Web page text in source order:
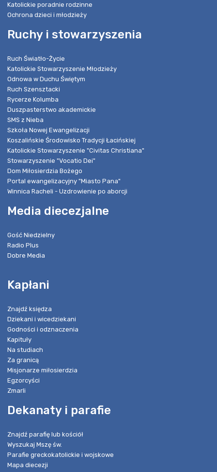
Katolickie poradnie rodzinne
Ochrona dzieci i młodzieży
Ruchy i stowarzyszenia
Ruch Światło-Życie
Katolickie Stowarzyszenie Młodzieży
Odnowa w Duchu Świętym
Ruch Szensztacki
Rycerze Kolumba
Duszpasterstwo akademickie
SMS z Nieba
Szkoła Nowej Ewangelizacji
Koszalińskie Środowisko Tradycji Łacińskiej
Katolickie Stowarzyszenie "Civitas Christiana"
Stowarzyszenie "Vocatio Dei"
Dom Miłosierdzia Bożego
Portal ewangelizacyjny "Miasto Pana"
Winnica Racheli - Uzdrowienie po aborcji
Media diecezjalne
Gość Niedzielny
Radio Plus
Dobre Media
Kapłani
Znajdź księdza
Dziekani i wicedziekani
Godności i odznaczenia
Kapituły
Na studiach
Za granicą
Misjonarze miłosierdzia
Egzorcyści
Zmarli
Dekanaty i parafie
Znajdź parafię lub kościół
Wyszukaj Mszę św.
Parafie greckokatolickie i wojskowe
Mapa diecezji